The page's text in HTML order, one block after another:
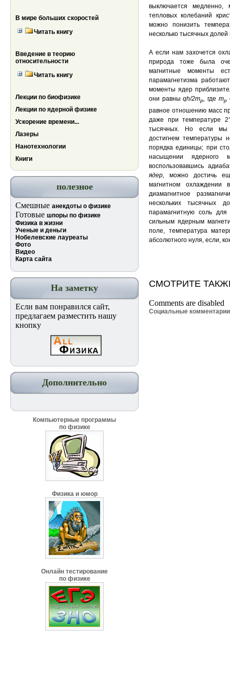
В мире больших скоростей
Читать книгу
Введение в теорию
относительности
Читать книгу
Лекции по биофизике
Лекции по ядерной физике
Ускорение времени...
Лазеры
Нанотехнологии
Книги
полезное
Смешные анекдоты о физике
Готовые шпоры по физике
Физика в жизни
Ученые и деньги
Нобелевские лауреаты
Фото
Видео
Карта сайта
На заметку
Если вам понравился сайт,
предлагаем разместить нашу
кнопку
Дополнительно
Компьютерные программы
по физике
Физика и юмор
Онлайн тестирование
по физике
выключается медленно,
тепловых колебаний
можно понизить
несколько тысячных долей
А если нам захочется
природа тоже была
магнитные моменты
парамагнетизма
моменты ядер
они равныqh/2mp, где тр
равное отношению масс
даже при температуре
тысячных. Но если мы
достигнем температуры
порядка единицы; при
насыщении ядерного
воспользовавшись
ядер, можно достичь
магнитном охлаждении
диамагнитное
нескольких тысячных
парамагнитную соль
сильным ядерным
поле, температура
абсолютного нуля, если,
СМОТРИТЕ
Comments are disabled
Социальные